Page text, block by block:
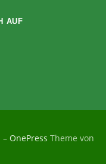
AUF
– OnePress Theme von